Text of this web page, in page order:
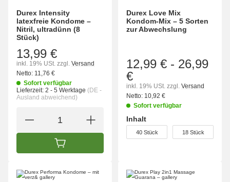
Durex Intensity
latexfreie Kondome –
Nitril, ultradünn (8
Stück)
13,99 €
inkl. 19% USt. zzgl. Versand
Netto: 11,76 €
Sofort verfügbar
Lieferzeit: 2 - 5 Werktage (DE -
Ausland abweichend)
IN DEN WARENKORB
Durex Love Mix
Kondom-Mix – 5 Sorten
zur Abwechslung
12,99 € - 26,99
€
inkl. 19% USt. zzgl. Versand
Netto: 10,92 €
Sofort verfügbar
Inhalt
wählen
40 Stück 18 Stück